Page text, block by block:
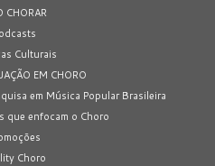
CHORAR
Culturais
EM CHORO
em Música Popular Brasileira
que enfocam o Choro
Choro